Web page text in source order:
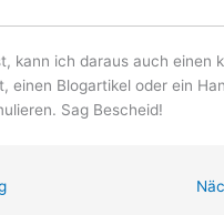
kann ich daraus auch einen
einen Blogartikel oder ein
Sag Bescheid!